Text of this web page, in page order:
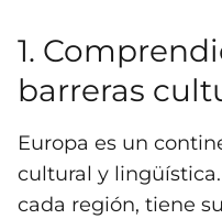
1.
barreras
Europa es un
cultural y
cada región, tiene